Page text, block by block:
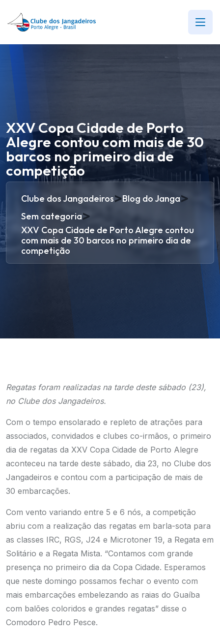
XXV Copa Cidade de Porto
Alegre contou com mais de 30
barcos no primeiro dia de
competição
Clube dos Jangadeiros>Blog do Janga>
Sem categoria>
XXV Copa Cidade de Porto Alegre contou
com mais de 30 barcos no primeiro dia de
competição
Regatas foram realizadas na tarde deste sábado (23),
no Clube dos Jangadeiros.
Com o tempo ensolarado e repleto de atrações para
associados, convidados e clubes co-irmãos, o primeiro
dia de regatas da XXV Copa Cidade de Porto Alegre
aconteceu na tarde deste sábado, dia 23, no Clube dos
Jangadeiros e contou com a participação de mais de
30 embarcações.
Com vento variando entre 5 e 6 nós, a competição
abriu com a realização das regatas em barla-sota para
as classes IRC, RGS, J24 e Microtoner 19, a Regata em
Solitário e a Regata Mista. “Contamos com grande
presença no primeiro dia da Copa Cidade. Esperamos
que neste domingo possamos fechar o evento com
mais embarcações embelezando as raias do Guaíba
com balões coloridos e grandes regatas” disse o
Comodoro Pedro Pesce.